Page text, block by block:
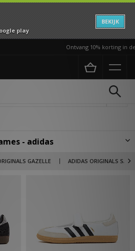
play
BEKIJK
Ontvang 10% korting in de APP*
- adidas
GAZELLE ADIDAS ORIGINALS
1924 om precies te zijn, begon een jonge
Adolf ‘Adi’ Dassler het merk met de
de wereld ingebracht en werd er dit
lifestyle en streetwear. Daar waar het merk
is het met Originals uitgebreid tot een
Adi item in hun vrije tijd te kunnen
en hoodies tot petten en